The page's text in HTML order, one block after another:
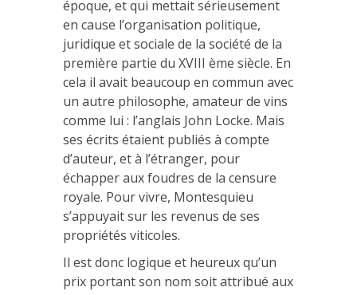
époque, et qui mettait sérieusement
en cause l’organisation politique,
juridique et sociale de la société de la
première partie du XVIII ème siècle. En
cela il avait beaucoup en commun avec
un autre philosophe, amateur de vins
comme lui : l’anglais John Locke. Mais
ses écrits étaient publiés à compte
d’auteur, et à l’étranger, pour
échapper aux foudres de la censure
royale. Pour vivre, Montesquieu
s’appuyait sur les revenus de ses
propriétés viticoles.
Il est donc logique et heureux qu’un
prix portant son nom soit attribué aux